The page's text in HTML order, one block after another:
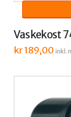
Vaskekost
kr189,00 inkl.